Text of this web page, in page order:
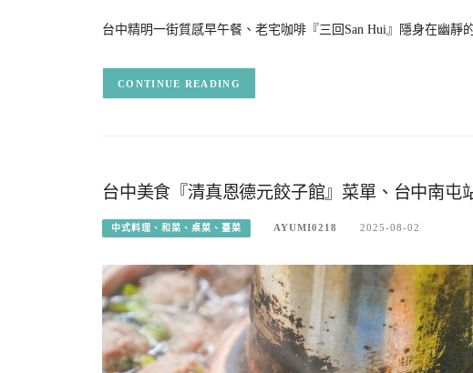
台中精明一街質感早午餐、老宅咖啡『三回San Hui』隱身在幽
CONTINUE READING
台中美食『清真恩德元餃子館』菜單、台中南屯
中式料理、和菜、桌菜、臺菜 AYUMI0218 2025-08-02